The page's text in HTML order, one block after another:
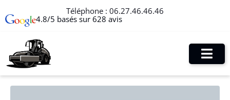
Téléphone : 06.27.46.46.46
4.8/5 basés sur 628 avis